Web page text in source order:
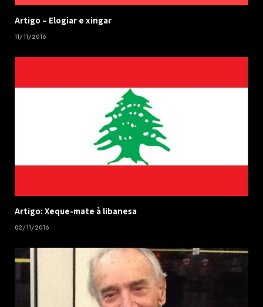
​Artigo – ​Elogiar e xingar
11/11/2016
Artigo: Xeque-mate à libanesa
02/11/2016